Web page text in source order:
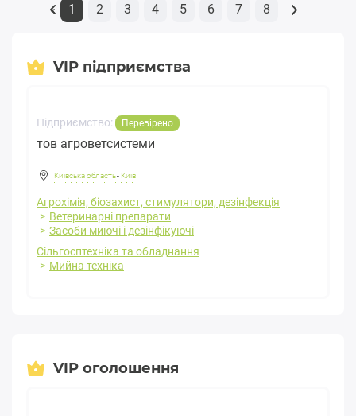
« 1 2 3 4 5 6 7 8
VIP підприємства
Підприємство: Перевірено
тов агроветсистеми
Київська область- Київ
Агрохімія, біозахист, стимулятори, дезінфекція
Ветеринарні препарати
Засоби миючі і дезінфікуючі
Сільгосптехніка та обладнання
Мийна техніка
VIP оголошення